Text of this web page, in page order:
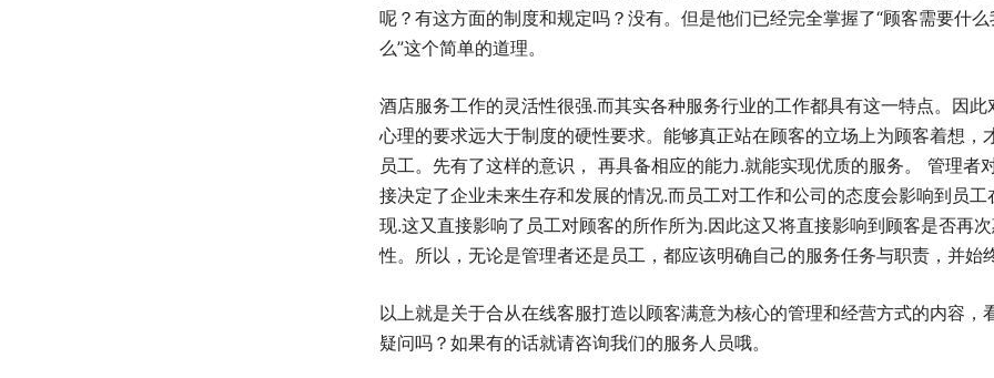
呢？有这方面的制度和规定吗？没有。但是他们已经完全掌握了“顾客需要什
么”这个简单的道理。
酒店服务工作的灵活性很强.而其实各种服务行业的工作都具有这一特点。因此
心理的要求远大于制度的硬性要求。能够真正站在顾客的立场上为顾客着想，
员工。先有了这样的意识， 再具备相应的能力.就能实现优质的服务。 管理者
接决定了企业未来生存和发展的情况.而员工对工作和公司的态度会影响到员工
现.这又直接影响了员工对顾客的所作所为.因此这又将直接影响到顾客是否再
性。所以，无论是管理者还是员工，都应该明确自己的服务任务与职责，并始
以上就是关于合从在线客服打造以顾客满意为核心的管理和经营方式的内容，
疑问吗？如果有的话就请咨询我们的服务人员哦。